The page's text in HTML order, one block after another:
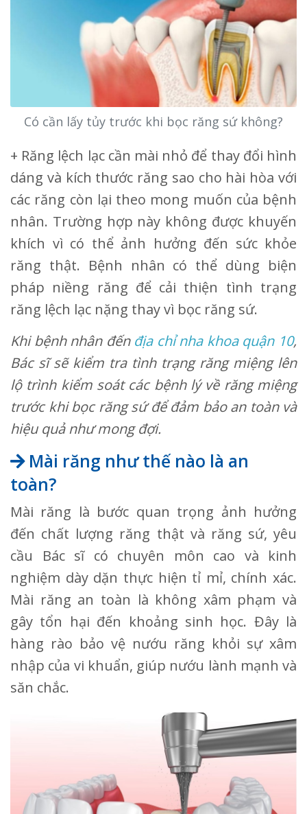
Có cần lấy tủy trước khi bọc răng sứ không?
+ Răng lệch lạc cần mài nhỏ để thay đổi hình
dáng và kích thước răng sao cho hài hòa với
các răng còn lại theo mong muốn của bệnh
nhân. Trường hợp này không được khuyến
khích vì có thể ảnh hưởng đến sức khỏe
răng thật. Bệnh nhân có thể dùng biện
pháp niềng răng để cải thiện tình trạng
răng lệch lạc nặng thay vì bọc răng sứ.
Khi bệnh nhân đến địa chỉ nha khoa quận 10,
Bác sĩ sẽ kiểm tra tình trạng răng miệng lên
lộ trình kiểm soát các bệnh lý về răng miệng
trước khi bọc răng sứ để đảm bảo an toàn và
hiệu quả như mong đợi.
Mài răng như thế nào là an
toàn?
Mài răng là bước quan trọng ảnh hưởng
đến chất lượng răng thật và răng sứ, yêu
cầu Bác sĩ có chuyên môn cao và kinh
nghiệm dày dặn thực hiện tỉ mỉ, chính xác.
Mài răng an toàn là không xâm phạm và
gây tổn hại đến khoảng sinh học. Đây là
hàng rào bảo vệ nướu răng khỏi sự xâm
nhập của vi khuẩn, giúp nướu lành mạnh và
săn chắc.